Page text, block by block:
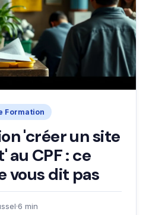
Formation
'créer un site
CPF : ce
vous dit pas
·6 min